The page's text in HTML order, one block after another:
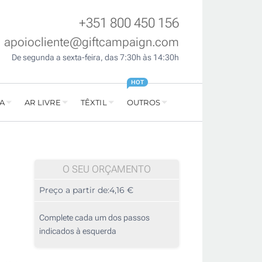
+351 800 450 156
apoiocliente@giftcampaign.com
De segunda a sexta-feira, das 7:30h às 14:30h
AR LIVRE TÊXTIL OUTROS
HOT
O SEU ORÇAMENTO
Preço a partir de:4,16 €
Complete cada um dos passos
indicados à esquerda